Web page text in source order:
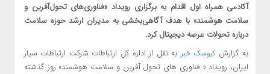
آکادمی همراه اول اقدام به برگزاری رویداد «فناوری‌های تحول‌آفرین و
سلامت هوشمند» با هدف آگاهی‌بخشی به مدیران ارشد حوزه سلامت
درباره تحولات عرصه دیجیتال کرد.
به گزارش کیوسک خبر به نقل از اداره کل ارتباطات شرکت ارتباطات سیار
ایران، رویداد « فناوری های تحول آفرین و سلامت هوشمند» روز گذشته